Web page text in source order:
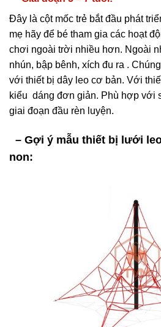
Đây là cột mốc trẻ bắt đầu phát
mẹ hãy để bé tham gia các hoạt
chơi ngoài trời nhiều hơn. Ngoài
nhún, bập bênh, xích đu ra .
với thiết bị dây leo cơ bản. Với
kiểu dáng đơn giản. Phù hợp với
giai đoạn đầu rèn luyện.
– Gợi ý mẫu thiết bị lưới
non: